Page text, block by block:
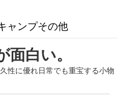
ャンプその他
白い。
性に優れ日常でも重宝する小物